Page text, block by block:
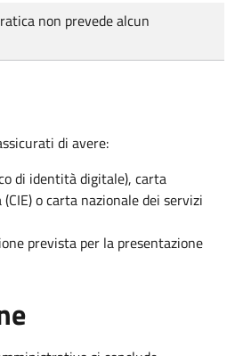
non prevede alcun
di avere:
di identità digitale), carta
o carta nazionale dei servizi
prevista per la presentazione